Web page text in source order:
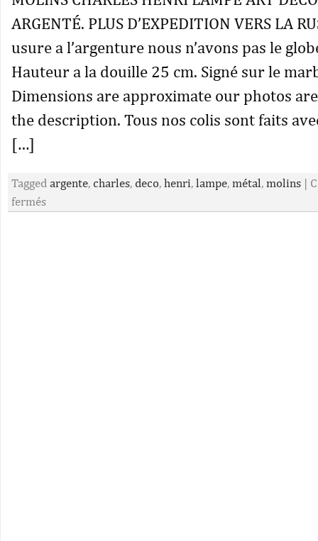
ARGENTÉ. PLUS D’EXPEDITION VERS LA
usure a l’argenture nous n’avons pas le
Hauteur a la douille 25 cm. Signé sur le
Dimensions are approximate our photos
the description. Tous nos colis sont faits
[…]
Tagged argente, charles, deco, henri, lampe, métal, molins |
fermés